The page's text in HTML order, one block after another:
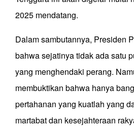
2025 mendatang.
Dalam sambutannya, Presiden
bahwa sejatinya tidak ada satu
yang menghendaki perang.
membuktikan bahwa hanya
pertahanan yang kuatlah yang
martabat dan kesejahteraan